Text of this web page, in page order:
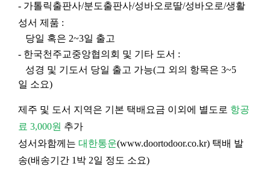
- 가톨릭출판사/분도출판사/성바오로딸/성바오로/생활
성서 제품 :
당일 혹은 2~3일 출고
- 한국천주교중앙협의회 및 기타 도서 :
성경 및 기도서 당일 출고 가능(그 외의 항목은 3~5
일 소요)
제주 및 도서 지역은 기본 택배요금 이외에 별도로 항공
료 3,000원 추가
성서와함께는 대한통운(www.doortodoor.co.kr) 택배 발
송(배송기간 1박 2일 정도 소요)